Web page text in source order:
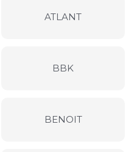
ATLANT
BBK
BENOIT